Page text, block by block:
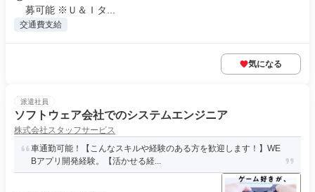
募可能 ※Ｕ＆Ｉタ...
交通費支給
気になる
派遣社員
ソフトウェア会社でのシステムエンジニア
株式会社スタッフサービス
車通勤可能！【こんなスキルや経験のある方を歓迎します！】WE
Bアプリ開発経験。【活かせる経...